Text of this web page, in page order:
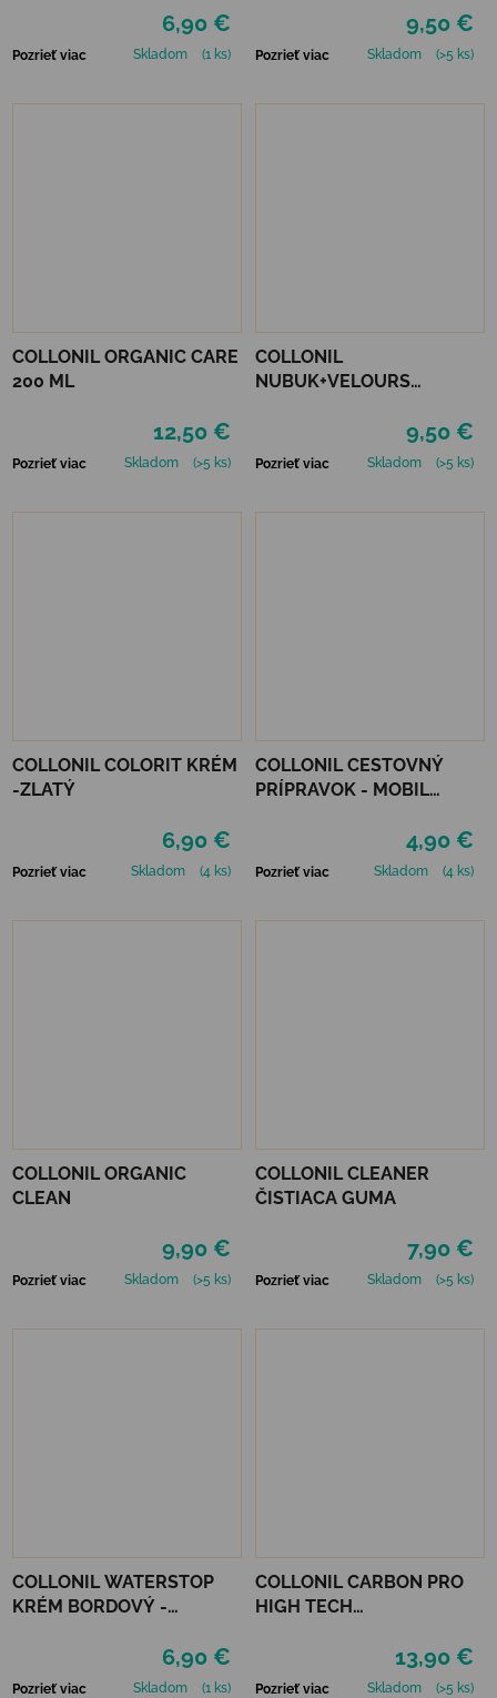
6,90 €
Pozrieť viac Skladom (1 ks)
9,50 €
Pozrieť viac Skladom (>5 ks)
COLLONIL ORGANIC CARE
200 ML
12,50 €
Pozrieť viac Skladom (>5 ks)
COLLONIL
NUBUK+VELOURS
9,50 €
Pozrieť viac Skladom (>5 ks)
COLLONIL COLORIT KRÉM
-ZLATÝ
6,90 €
Pozrieť viac Skladom (4 ks)
COLLONIL CESTOVNÝ
PRÍPRAVOK - MOBIL
4,90 €
Pozrieť viac Skladom (4 ks)
COLLONIL ORGANIC
CLEAN
9,90 €
Pozrieť viac Skladom (>5 ks)
COLLONIL CLEANER
ČISTIACA GUMA
7,90 €
Pozrieť viac Skladom (>5 ks)
COLLONIL WATERSTOP
KRÉM BORDOVÝ -
6,90 €
Pozrieť viac Skladom (1 ks)
COLLONIL CARBON PRO
HIGH TECH
13,90 €
Pozrieť viac Skladom (>5 ks)